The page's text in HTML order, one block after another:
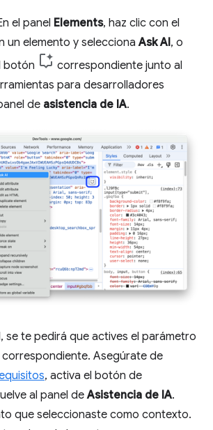
el panel Elements, haz clic con el
un elemento y seleccionaAsk AI, o
botón
correspondiente junto al
para desarrolladores
de asistencia de IA.
se te pedirá que actives el parámetro
Asegúrate de
, activa el botón de
al panel deAsistencia de IA.
que seleccionaste como contexto.